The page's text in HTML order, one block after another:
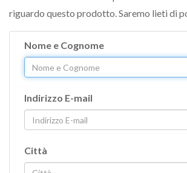
Divani
letto
Dormeause
Letti
Librerie
Mobili
riguardo questo prodotto. Saremo lieti di
Nome e Cognome
Indirizzo E-mail
Città